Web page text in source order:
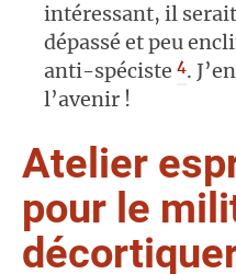
intéressant, il
dépassé et peu
anti-spéciste 4.
l’avenir !
Atelier
pour le